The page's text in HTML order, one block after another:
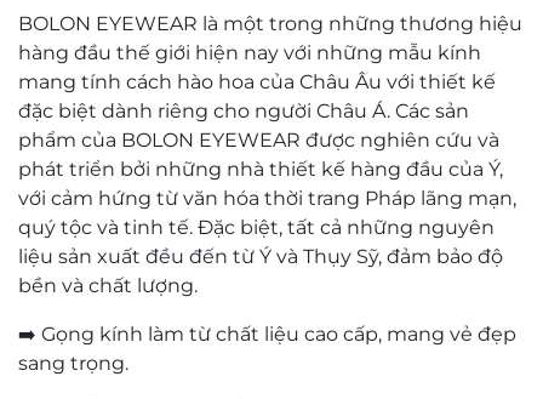
BOLON EYEWEAR là một trong những thương hiệu
hàng đầu thế giới hiện nay với những mẫu kính
mang tính cách hào hoa của Châu Âu với thiết kế
đặc biệt dành riêng cho người Châu Á. Các sản
phẩm của BOLON EYEWEAR được nghiên cứu và
phát triển bởi những nhà thiết kế hàng đầu của Ý,
với cảm hứng từ văn hóa thời trang Pháp lãng mạn,
quý tộc và tinh tế. Đặc biệt, tất cả những nguyên
liệu sản xuất đều đến từ Ý và Thụy Sỹ, đảm bảo độ
bền và chất lượng.
➡️ Gọng kính làm từ chất liệu cao cấp, mang vẻ đẹp
sang trọng.